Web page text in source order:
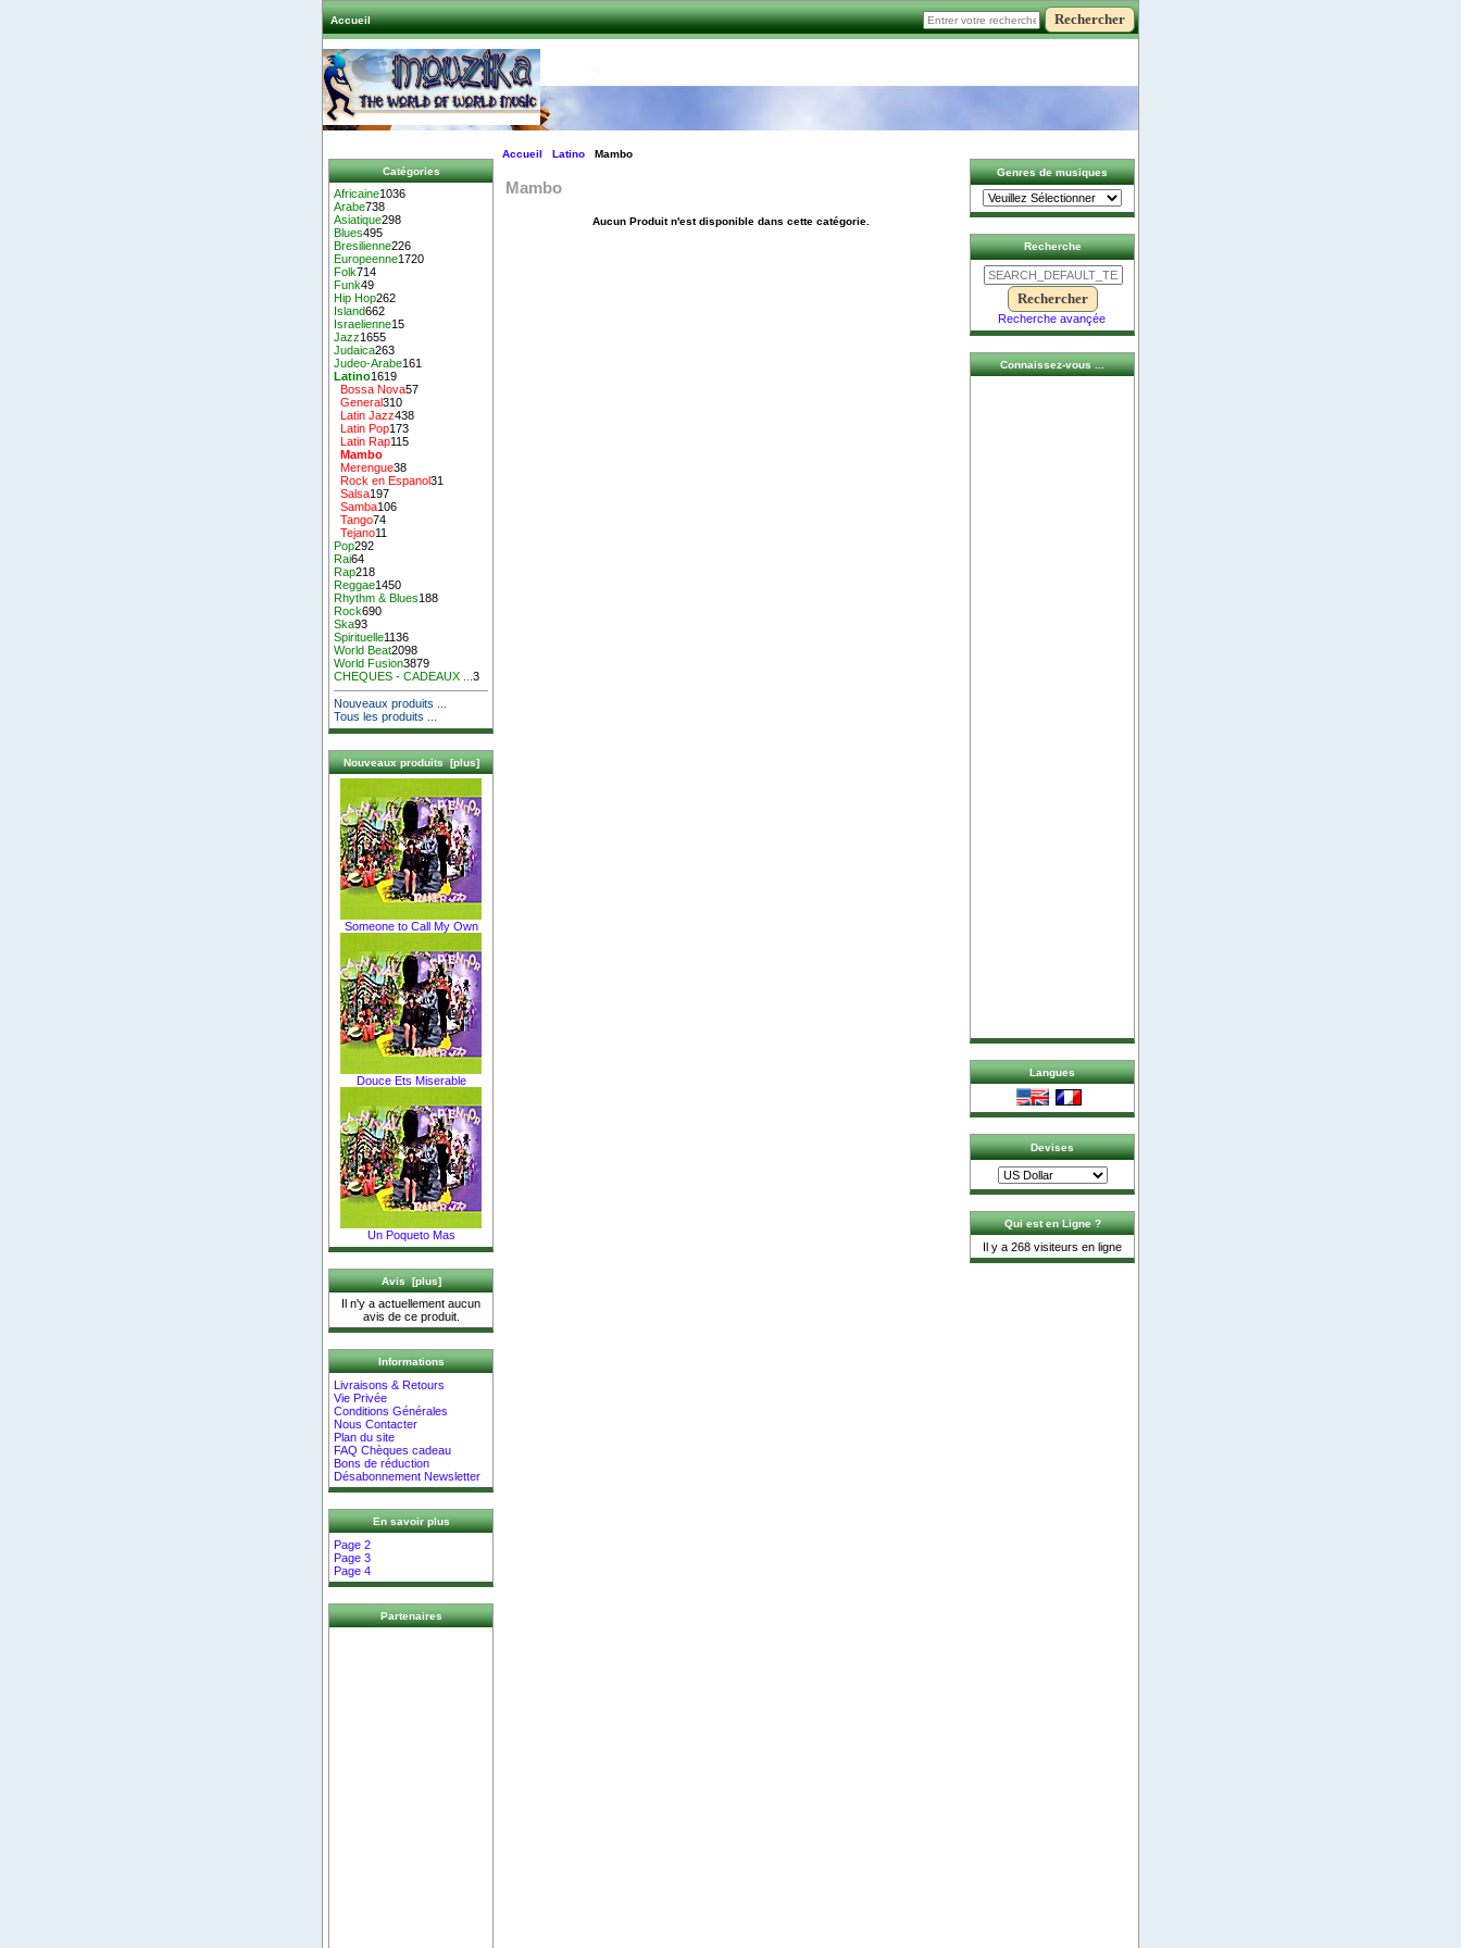
Accueil
Catégories
Africaine1036
Arabe738
Asiatique298
Blues495
Bresilienne226
Europeenne1720
Folk714
Funk49
Hip Hop262
Island662
Israelienne15
Jazz1655
Judaica263
Judeo-Arabe161
Latino1619
Bossa Nova57
General310
Latin Jazz438
Latin Pop173
Latin Rap115
Mambo
Merengue38
Rock en Espanol31
Salsa197
Samba106
Tango74
Tejano11
Pop292
Rai64
Rap218
Reggae1450
Rhythm & Blues188
Rock690
Ska93
Spirituelle1136
World Beat2098
World Fusion3879
CHEQUES - CADEAUX ...3
Nouveaux produits ...
Tous les produits ...
Nouveaux produits [plus]
Someone to Call My Own
Douce Ets Miserable
Un Poqueto Mas
Avis [plus]
Il n'y a actuellement aucun
avis de ce produit.
Informations
Livraisons & Retours
Vie Privée
Conditions Générales
Nous Contacter
Plan du site
FAQ Chèques cadeau
Bons de réduction
Désabonnement Newsletter
En savoir plus
Page 2
Page 3
Page 4
Partenaires
Accueil Latino Mambo
Mambo
Aucun Produit n'est disponible dans cette catégorie.
Genres de musiques
Recherche
Recherche avançée
Connaissez-vous ...
Langues
Devises
Qui est en Ligne ?
Il y a 268 visiteurs en ligne